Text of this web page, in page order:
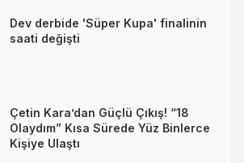
Dev derbide 'Süper Kupa' finalinin
saati değişti
Çetin Kara’dan Güçlü Çıkış! “18
Olaydım” Kısa Sürede Yüz Binlerce
Kişiye Ulaştı